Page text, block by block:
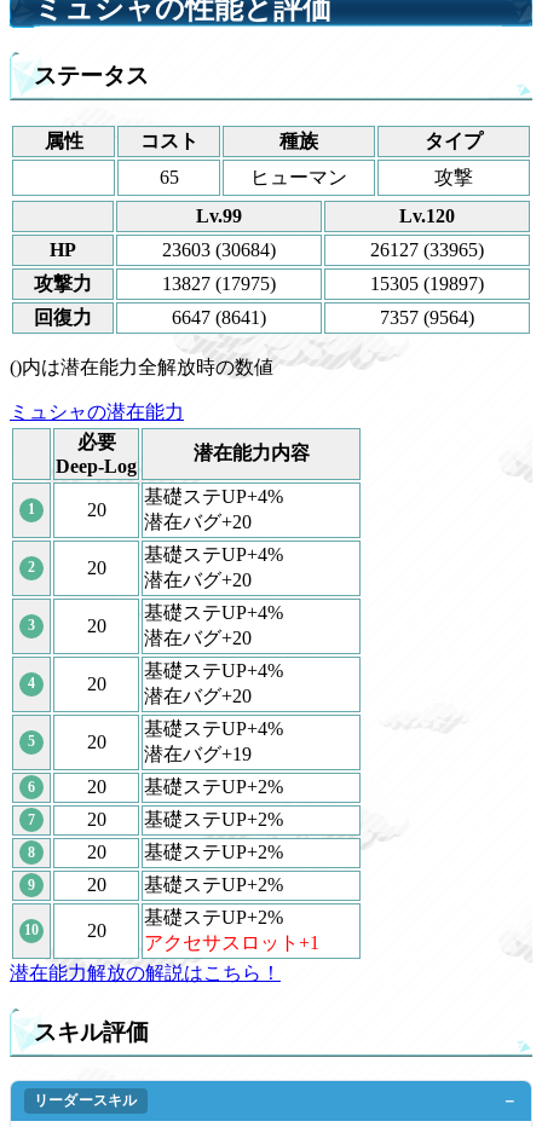
ミュシャの性能と評価
ステータス
属性 コスト 種族
タイプ
65
ヒューマン
攻撃
Lv.99
Lv.120
HP
23603 (30684)
26127 (33965)
攻撃力
13827 (17975)
15305 (19897)
回復力
6647 (8641) 7357 (9564)
()内は潜在能力全解放時の数値
ミュシャの潜在能力
必要
Deep-Log
潜在能力内容
1 20
基礎ステUP+4%
潜在バグ+20
2 20
基礎ステUP+4%
潜在バグ+20
3 20
基礎ステUP+4%
潜在バグ+20
4 20
基礎ステUP+4%
潜在バグ+20
5 20
基礎ステUP+4%
潜在バグ+19
6 20 基礎ステUP+2%
7 20 基礎ステUP+2%
8 20 基礎ステUP+2%
9 20 基礎ステUP+2%
10 20
基礎ステUP+2%
アクセサスロット+1
潜在能力解放の解説はこちら！
スキル評価
リーダースキル